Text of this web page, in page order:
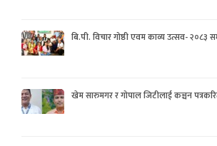
बि.पी. विचार गोष्ठी एवम काव्य उत्सव- २०८३
खेम सारुमगर र गोपाल जिटीलाई कञ्चन